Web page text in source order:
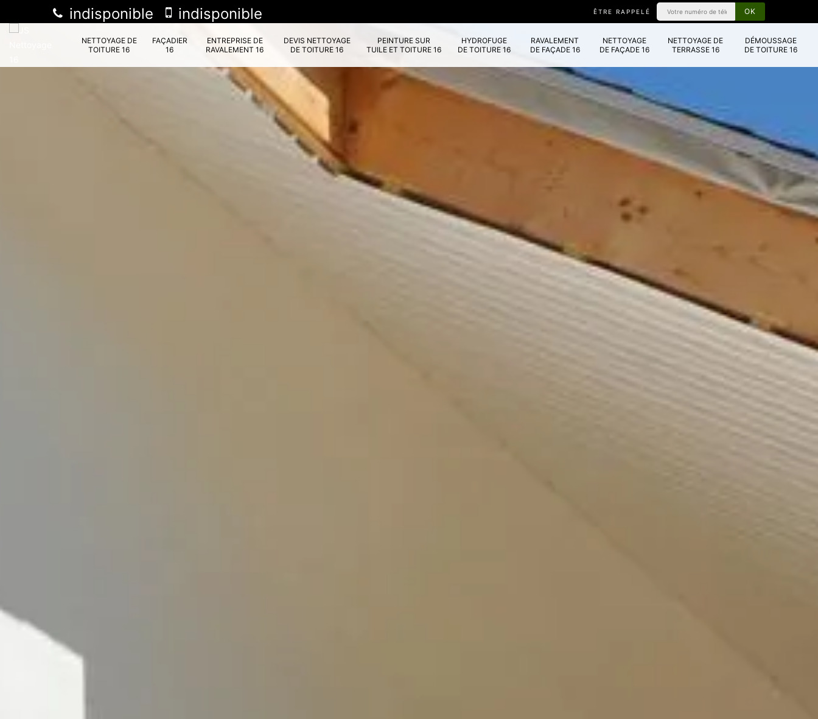
indisponible indisponible ÊTRE RAPPELÉ
NETTOYAGE DE
TOITURE 16
FAÇADIER
16
ENTREPRISE DE
RAVALEMENT 16
DEVIS NETTOYAGE
DE TOITURE 16
PEINTURE SUR
TUILE ET TOITURE 16
HYDROFUGE
DE TOITURE 16
RAVALEMENT
DE FAÇADE 16
NETTOYAGE
DE FAÇADE 16
NETTOYAGE DE
TERRASSE 16
DÉMOUSSAGE
DE TOITURE 16